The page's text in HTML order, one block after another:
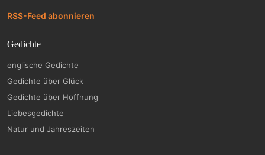
RSS-Feed abonnieren
Gedichte
englische Gedichte
Gedichte über Glück
Gedichte über Hoffnung
Liebesgedichte
Natur und Jahreszeiten